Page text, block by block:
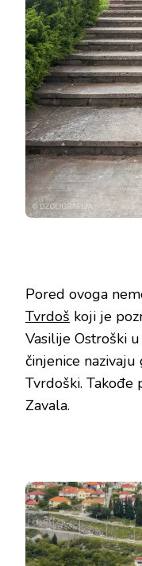
Pored ovoga
Tvrdoš koji je
Vasilije Ostroški
činjenice
Tvrdoški. Takođe
Zavala.